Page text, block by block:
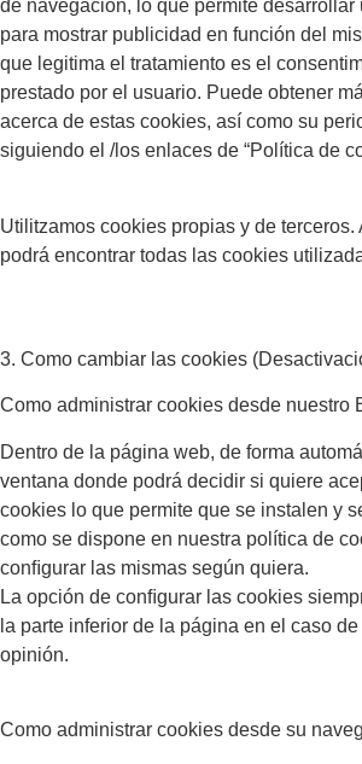
de navegación, lo que permite desarrollar
para mostrar publicidad en función del
que legitima el tratamiento es el
prestado por el usuario. Puede obtener
acerca de estas cookies, así como su
siguiendo el /los enlaces de “Política de
Utilitzamos cookies propias y de terceros.
podrá encontrar todas las cookies
3. Como cambiar las cookies
Como administrar cookies desde nuestro
Dentro de la página web, de forma
ventana donde podrá decidir si quiere
cookies lo que permite que se instalen y
como se dispone en nuestra política de
conﬁgurar las mismas según quiera.
La opción de conﬁgurar las cookies
la parte inferior de la página en el caso
opinión.
Como administrar cookies desde su